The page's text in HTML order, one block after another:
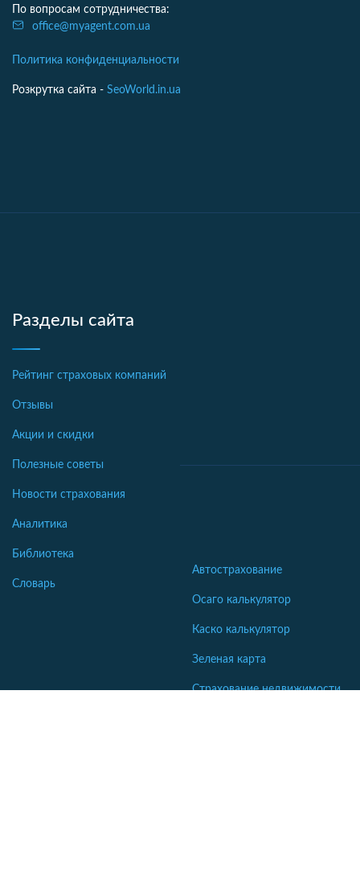
По вопросам сотрудничества:
office@myagent.com.ua
Политика конфиденциальности
Розкрутка сайта - SeoWorld.in.ua
Разделы сайта
Рейтинг страховых компаний
Отзывы
Акции и скидки
Полезные советы
Новости страхования
Аналитика
Библиотека
Словарь
Автострахование
Осаго калькулятор
Каско калькулятор
Зеленая карта
Страхование недвижимости